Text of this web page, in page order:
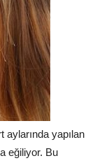
aylarında yapılan
eğiliyor. Bu